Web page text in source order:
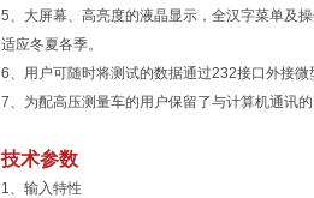
5、大屏幕、高亮度的液晶显示，全汉字菜单及
适应冬夏各季。
6、用户可随时将测试的数据通过232接口外接
7、为配高压测量车的用户保留了与计算机通讯
技术参数
1、输入特性